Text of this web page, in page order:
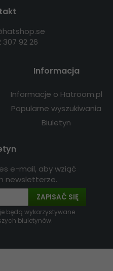
307 92 26
Informacja
Informacje o Hatroom.pl
Popularne wyszukiwania
Biuletyn
e-mail, aby wziąć
newsletterze.
ZAPISAĆ SIĘ
będą wykorzystywane
biuletynów.